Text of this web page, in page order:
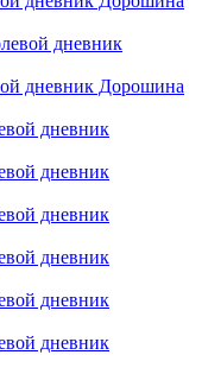
дневник
дневник Дорошина
дневник
дневник
дневник
дневник
дневник
дневник